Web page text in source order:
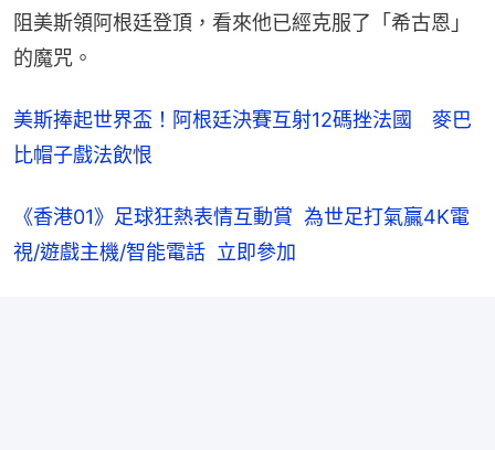
阻美斯領阿根廷登頂，看來他已經克服了「希古恩」
的魔咒。
美斯捧起世界盃！阿根廷決賽互射12碼挫法國　麥巴
比帽子戲法飲恨
《香港01》足球狂熱表情互動賞  為世足打氣贏4K電
視/遊戲主機/智能電話  立即參加